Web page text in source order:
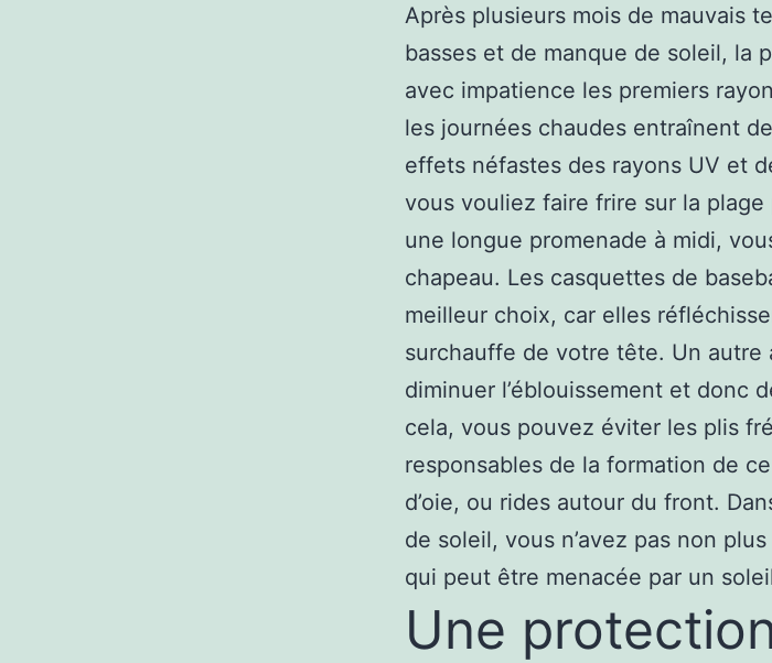
Après plusieurs mois de mauvais
basses et de manque de soleil, la
avec impatience les premiers
les journées chaudes entraînent
effets néfastes des rayons UV et
vous vouliez faire frire sur la
une longue promenade à midi,
chapeau. Les casquettes de
meilleur choix, car elles
surchauffe de votre tête. Un
diminuer l’éblouissement et donc
cela, vous pouvez éviter les plis
responsables de la formation de
d’oie, ou rides autour du front.
de soleil, vous n’avez pas non
qui peut être menacée par un
Une